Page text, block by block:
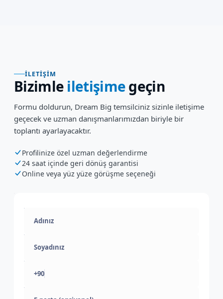
İLETIŞIM
Bizimle iletişimegeçin
Formu doldurun, Dream Big temsilciniz sizinle iletişime
geçecek ve uzman danışmanlarımızdan biriyle bir
toplantı ayarlayacaktır.
Profilinize özel uzman değerlendirme
24 saat içinde geri dönüş garantisi
Online veya yüz yüze görüşme seçeneği
+90